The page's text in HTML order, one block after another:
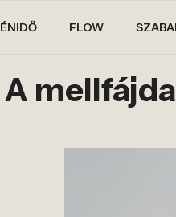
ÉNIDŐ FLOW
A